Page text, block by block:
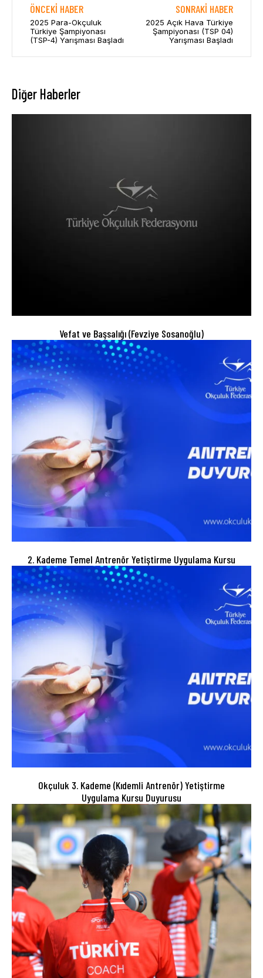
ÖNCEKI HABER
2025 Para-Okçuluk
Türkiye Şampiyonası
(TSP-4) Yarışması Başladı
SONRAKI HABER
2025 Açık Hava Türkiye
Şampiyonası (TSP 04)
Yarışması Başladı
Diğer Haberler
Vefat ve Başsalığı (Fevziye Sosanoğlu)
2. Kademe Temel Antrenör Yetiştirme Uygulama Kursu
Okçuluk 3. Kademe (Kıdemli Antrenör) Yetiştirme
Uygulama Kursu Duyurusu